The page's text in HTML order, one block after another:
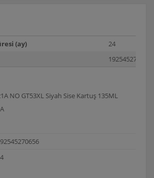
(ay)
24
192545270656
NO GT53XL Siyah Sise Kartuş 135ML